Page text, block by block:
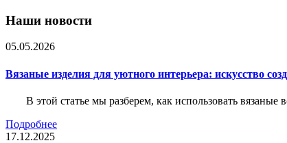
Наши новости
05.05.2026
Вязаные изделия для уютного интерьера: искусство
В этой статье мы разберем, как использовать
Подробнее
17.12.2025